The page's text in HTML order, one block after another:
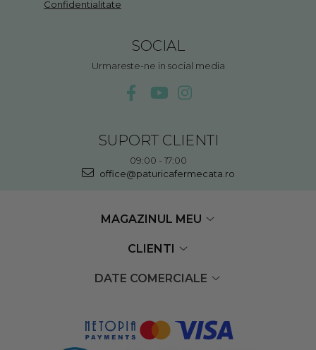
Confidentialitate
SOCIAL
Urmareste-ne in social media
SUPORT CLIENTI
09:00 - 17:00
office@paturicafermecata.ro
MAGAZINUL MEU
CLIENTI
DATE COMERCIALE